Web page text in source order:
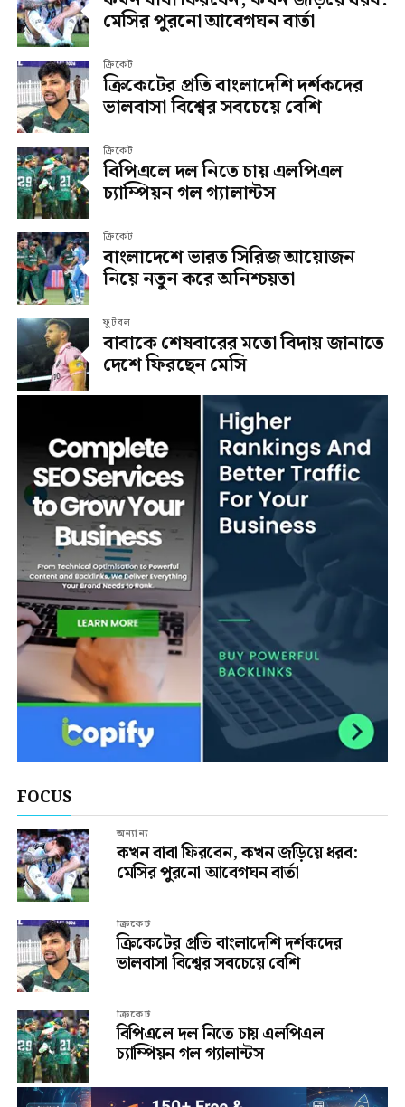
মেসির পুরনো আবেগঘন বার্তা
ক্রিকেট
ক্রিকেটের প্রতি বাংলাদেশি দর্শকদের
ভালবাসা বিশ্বের সবচেয়ে বেশি
ক্রিকেট
বিপিএলে দল নিতে চায় এলপিএল
চ্যাম্পিয়ন গল গ্যালান্টস
ক্রিকেট
বাংলাদেশে ভারত সিরিজ আয়োজন
নিয়ে নতুন করে অনিশ্চয়তা
ফুটবল
বাবাকে শেষবারের মতো বিদায় জানাতে
দেশে ফিরছেন মেসি
FOCUS
অন্যান্য
কখন বাবা ফিরবেন, কখন জড়িয়ে ধরব:
মেসির পুরনো আবেগঘন বার্তা
ক্রিকেট
ক্রিকেটের প্রতি বাংলাদেশি দর্শকদের
ভালবাসা বিশ্বের সবচেয়ে বেশি
ক্রিকেট
বিপিএলে দল নিতে চায় এলপিএল
চ্যাম্পিয়ন গল গ্যালান্টস